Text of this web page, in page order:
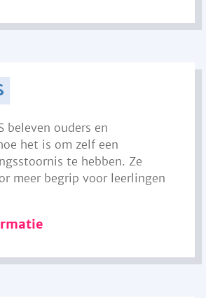
beleven ouders en
het is om zelf een
te hebben. Ze
meer begrip voor leerlingen